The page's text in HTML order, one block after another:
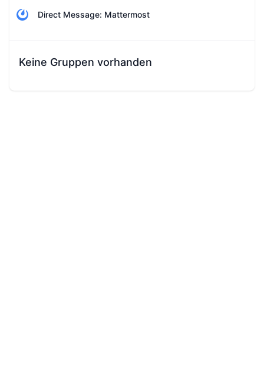
Direct Message: Mattermost
Keine Gruppen vorhanden